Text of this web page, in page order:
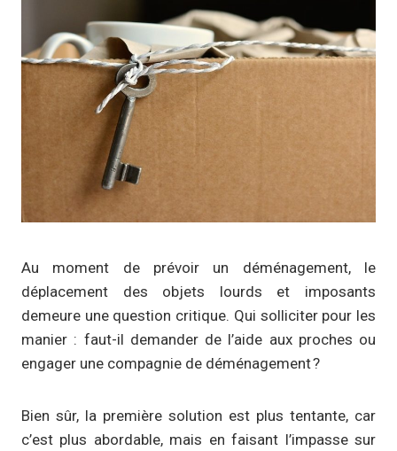
Au moment de prévoir un déménagement, le
déplacement des objets lourds et imposants
demeure une question critique. Qui solliciter pour les
manier : faut-il demander de l’aide aux proches ou
engager une compagnie de déménagement ?
Bien sûr, la première solution est plus tentante, car
c’est plus abordable, mais en faisant l’impasse sur